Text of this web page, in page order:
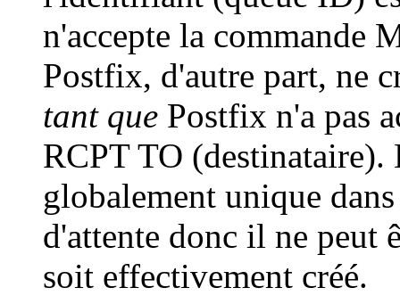
n'accepte la commande
Postfix, d'autre part, ne
tant que Postfix n'a pas
RCPT TO
globalement unique
d'attente donc il ne peut
soit effectivement créé.